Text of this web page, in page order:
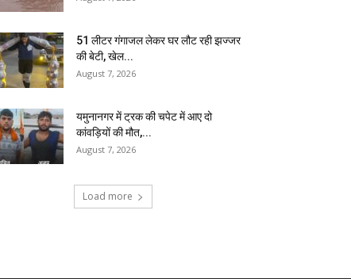
51 लीटर गंगाजल लेकर घर लौट रही झज्जर
की बेटी, खेल...
August 7, 2026
यमुनानगर में ट्रक की चपेट में आए दो
कांवड़ियों की मौत,...
August 7, 2026
Load more